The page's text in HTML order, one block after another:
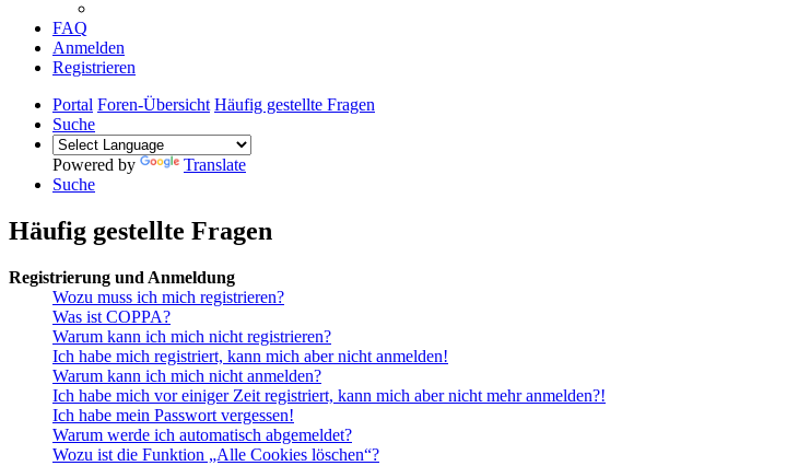
FAQ
Anmelden
Registrieren
Portal Foren-Übersicht Häufig gestellte Fragen
Suche
Powered by
Translate
Suche
Häufig gestellte Fragen
Registrierung und Anmeldung
Wozu muss ich mich registrieren?
Was ist COPPA?
Warum kann ich mich nicht registrieren?
Ich habe mich registriert, kann mich aber nicht anmelden!
Warum kann ich mich nicht anmelden?
Ich habe mich vor einiger Zeit registriert, kann mich aber nicht mehr anmelden?!
Ich habe mein Passwort vergessen!
Warum werde ich automatisch abgemeldet?
Wozu ist die Funktion „Alle Cookies löschen“?